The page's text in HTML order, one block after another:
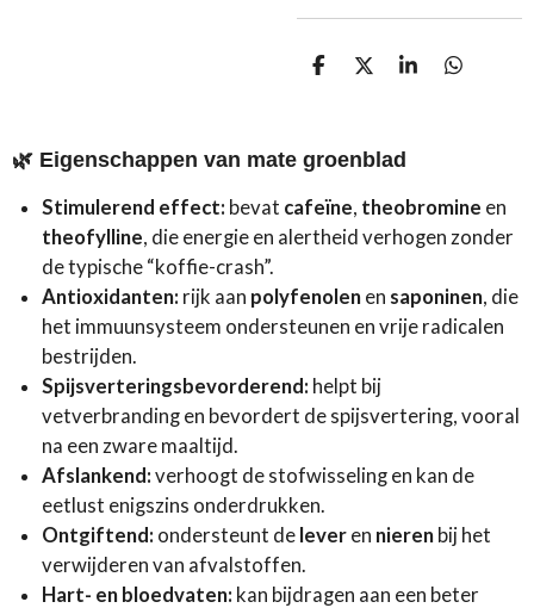
D
n
D
S
D
🌿 Eigenschappen van mate groenblad
Stimulerend effect: bevat cafeïne, theobromine en
theofylline, die energie en alertheid verhogen zonder
de typische “koffie-crash”.
Antioxidanten: rijk aan polyfenolen en saponinen, die
het immuunsysteem ondersteunen en vrije radicalen
bestrijden.
Spijsverteringsbevorderend: helpt bij
vetverbranding en bevordert de spijsvertering, vooral
na een zware maaltijd.
Afslankend: verhoogt de stofwisseling en kan de
eetlust enigszins onderdrukken.
Ontgiftend: ondersteunt de lever en nieren bij het
verwijderen van afvalstoffen.
Hart- en bloedvaten: kan bijdragen aan een beter